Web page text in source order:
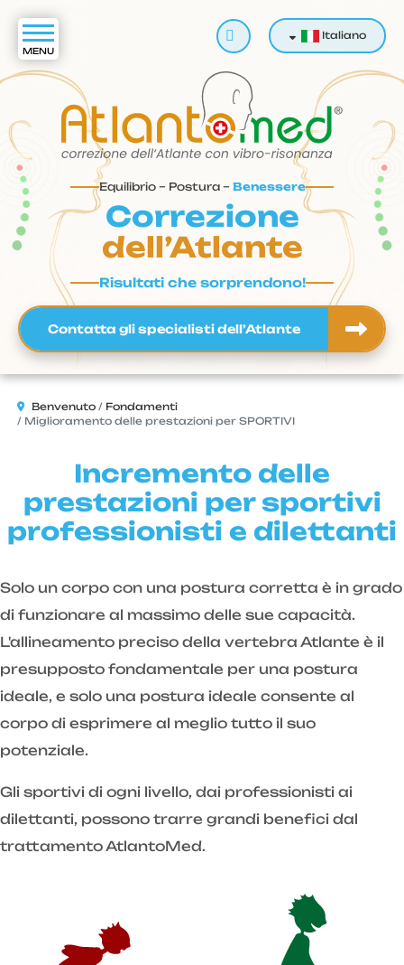
Equilibrio – Postura – Benessere
Correzione
dell’Atlante
Risultati che sorprendono!
Contatta gli specialisti dell’Atlante
Cerca Italiano
Benvenuto
Fondamenti
Miglioramento delle prestazioni per SPORTIVI
Incremento delle
prestazioni per sportivi
professionisti e dilettanti
Solo un corpo con una postura corretta è in grado
di funzionare al massimo delle sue capacità.
L'allineamento preciso della vertebra Atlante è il
presupposto fondamentale per una postura
ideale, e solo una postura ideale consente al
corpo di esprimere al meglio tutto il suo
potenziale.
Gli sportivi di ogni livello, dai professionisti ai
dilettanti, possono trarre grandi benefici dal
trattamento AtlantoMed.